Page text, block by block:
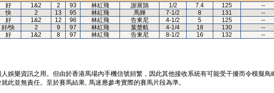
好 1&2 2 93 林紅飛 謝展鵠 1/2 7.4 125 --
快 2 13 95 林紅飛 馬輝 7-1/2 8 131 --
好 1&2 12 96 林紅飛 告東尼 4-1/2 5 125 --
好/快 2 9 97 林紅飛 葉楚航 4-1/4 18 130 --
好 1&2 8 97 林紅飛 告東尼 8-1/2 16 132 --
娛樂資訊之用。但由於香港馬場內手機信號頻繁，因此其他接收系統有可能受干擾而令模擬鳥
此並無責任。至於賽馬結果, 馬迷應參考實際的賽馬片段為準。